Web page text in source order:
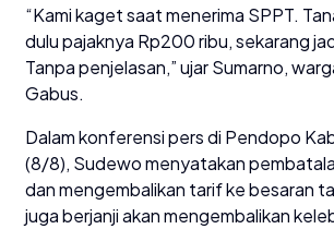
“Kami kaget saat menerima SPPT.
dulu pajaknya Rp200 ribu, sekarang
Tanpa penjelasan,” ujar Sumarno,
Gabus.
Dalam konferensi pers di Pendopo
(8/8), Sudewo menyatakan
dan mengembalikan tarif ke besaran
juga berjanji akan mengembalikan